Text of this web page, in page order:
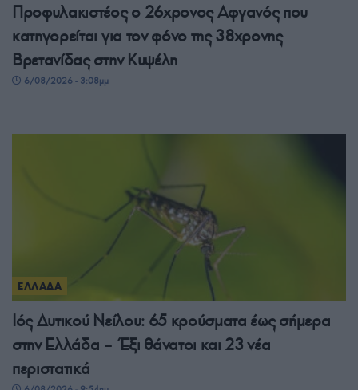
Προφυλακιστέος ο 26χρονος Αφγανός που
κατηγορείται για τον φόνο της 38χρονης
Βρετανίδας στην Κυψέλη
6/08/2026 - 3:08μμ
ΕΛΛΑΔΑ
Ιός Δυτικού Νείλου: 65 κρούσματα έως σήμερα
στην Ελλάδα – Έξι θάνατοι και 23 νέα
περιστατικά